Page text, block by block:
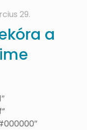
29.
a